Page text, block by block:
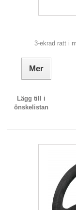
3-ekrad ratt i
Mer
Lägg till i
önskelistan